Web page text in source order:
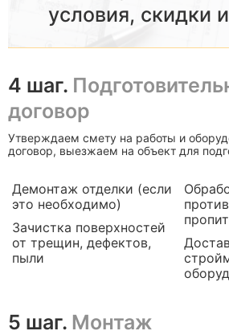
условия, скидки
4 шаг.
договор
Утверждаем смету на работы и
договор, выезжаем на объект для
Демонтаж отделки (если
это необходимо)
Зачистка поверхностей
от трещин, дефектов,
пыли
5 шаг. Монтаж